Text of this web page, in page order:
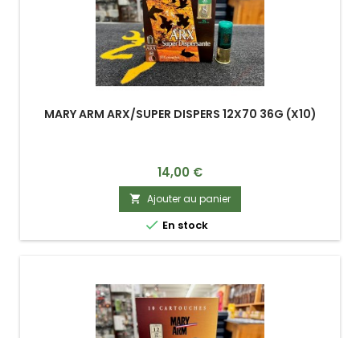
MARY ARM ARX/SUPER DISPERS 12X70 36G (X10)
Prix
14,00 €
 Ajouter au panier
 En stock